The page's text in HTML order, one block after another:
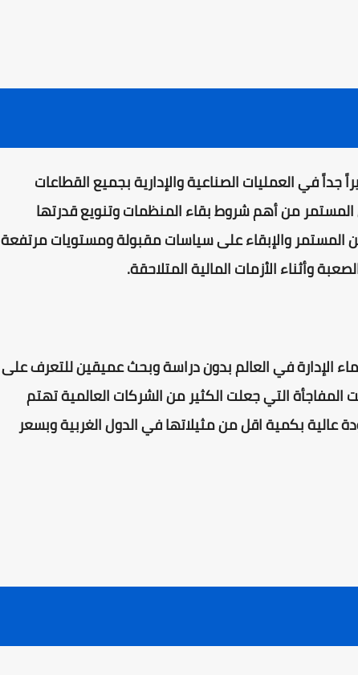
جداً في العمليات الصناعية والإدارية بجميع القطاعات
المستمر من أهم شروط بقاء المنظمات وتنويع قدرتها
والإبقاء على سياسات مقبولة ومستويات مرتفعة
وأثناء الأزمات المالية المتلاحقة.
الإدارة في العالم بدون دراسة وبحث عميقين للتعرف على
التي جعلت الكثير من الشركات العالمية تهتم
عالية بكمية اقل من مثيلاتها في الدول الغربية وبسعر